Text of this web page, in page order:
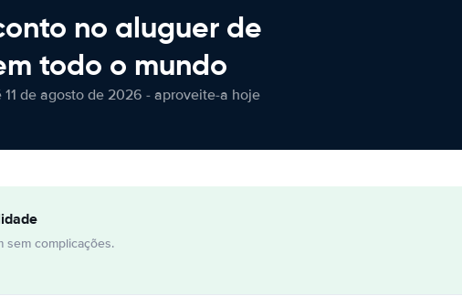
no aluguer de
todo o mundo
de agosto de 2026 - aproveite-a hoje
sem complicações.